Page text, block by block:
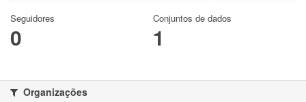
Seguidores
0
Conjuntos de dados
1
Organizações